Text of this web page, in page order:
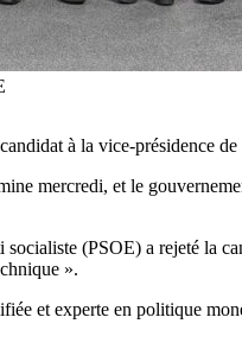
à la vice-présidence
mercredi, et le
(PSOE) a rejeté la
».
et experte en politique